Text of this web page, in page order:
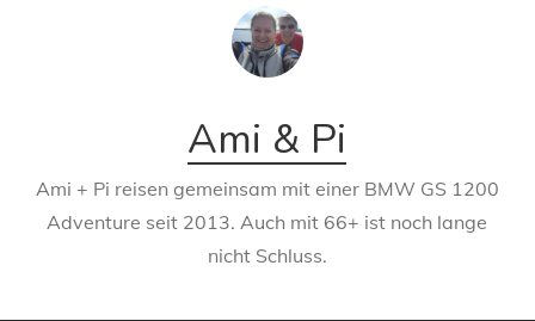
Ami & Pi
Ami + Pi reisen gemeinsam mit einer BMW GS 1200
Adventure seit 2013. Auch mit 66+ ist noch lange
nicht Schluss.